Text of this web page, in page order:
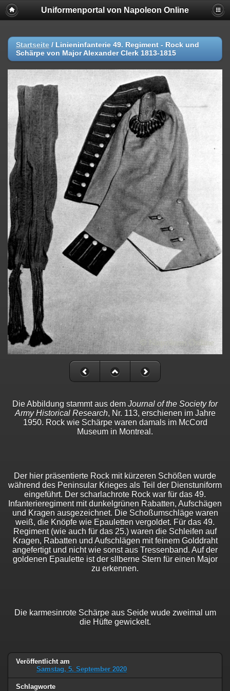
Uniformenportal von Napoleon Online
Startseite / Linieninfanterie 49. Regiment - Rock und
Schärpe von Major Alexander Clerk 1813-1815
Die Abbildung stammt aus dem Journal of the Society for
Army Historical Research, Nr. 113, erschienen im Jahre
1950. Rock wie Schärpe waren damals im McCord
Museum in Montreal.
Der hier präsentierte Rock mit kürzeren Schößen wurde
während des Peninsular Krieges als Teil der Dienstuniform
eingeführt. Der scharlachrote Rock war für das 49.
Infanterieregiment mit dunkelgrünen Rabatten, Aufschägen
und Kragen ausgezeichnet. Die Schoßumschläge waren
weiß, die Knöpfe wie Epauletten vergoldet. Für das 49.
Regiment (wie auch für das 25.) waren die Schleifen auf
Kragen, Rabatten und Aufschlägen mit feinem Golddraht
angefertigt und nicht wie sonst aus Tressenband. Auf der
goldenen Epaulette ist der sllberne Stern für einen Major
zu erkennen.
Die karmesinrote Schärpe aus Seide wude zweimal um
die Hüfte gewickelt.
Veröffentlicht am
Samstag, 5. September 2020
Schlagworte